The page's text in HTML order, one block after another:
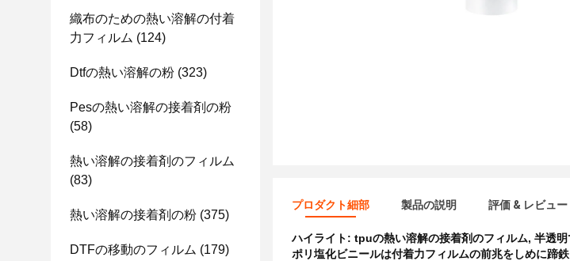
織布のための熱い溶解の付着
力フィルム (124)
Dtfの熱い溶解の粉 (323)
Pesの熱い溶解の接着剤の粉
(58)
熱い溶解の接着剤のフィルム
(83)
熱い溶解の接着剤の粉 (375)
DTFの移動のフィルム (179)
プロダクト細部 製品の説明 評価 & レビュー
ハイライト: tpuの熱い溶解の接着剤のフィルム, 半透
ポリ塩化ビニールは付着力フィルムの前兆をしめに蹄